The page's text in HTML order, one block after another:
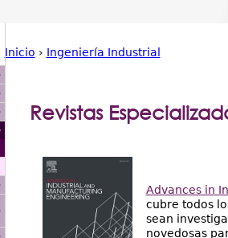
está
Inicio › Ingeniería Industrial
Revistas
Advances in
cubre todos
sean
novedosas